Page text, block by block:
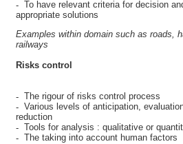
To have relevant criteria for decision
appropriate solutions
Examples within domain such as roads,
railways
Risks control
The rigour of risks control process
Various levels of anticipation,
reduction
Tools for analysis : qualitative or
The taking into account human factors